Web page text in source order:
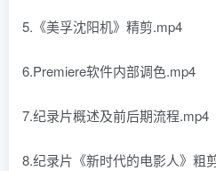
5.《美孚沈阳机》精剪.mp4
6.Premiere软件内部调色.mp4
7.纪录片概述及前后期流程.mp4
8.纪录片《新时代的电影人》粗